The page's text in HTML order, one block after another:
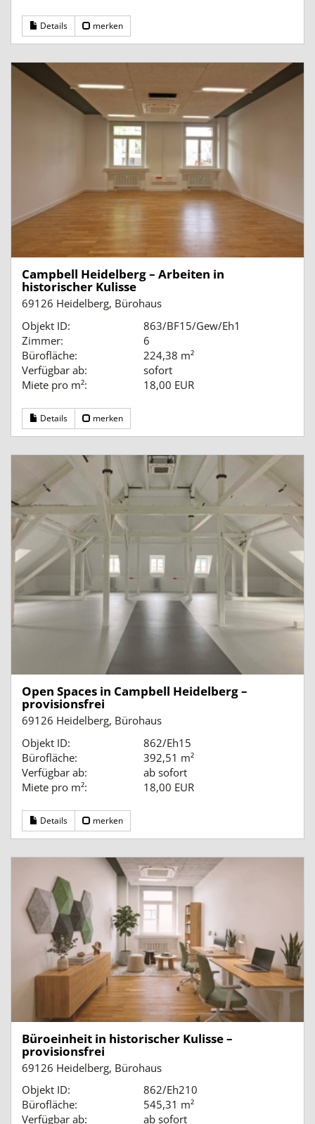
Details merken
Campbell Heidelberg – Arbeiten in
historischer Kulisse
69126 Heidelberg, Bürohaus
Objekt ID:
863/BF15/Gew/Eh1
Zimmer:
6
Bürofläche:
224,38 m²
Verfügbar ab:
sofort
Miete pro m²:
18,00 EUR
Details merken
Open Spaces in Campbell Heidelberg –
provisionsfrei
69126 Heidelberg, Bürohaus
Objekt ID:
862/Eh15
Bürofläche:
392,51 m²
Verfügbar ab:
ab sofort
Miete pro m²:
18,00 EUR
Details merken
Büroeinheit in historischer Kulisse –
provisionsfrei
69126 Heidelberg, Bürohaus
Objekt ID:
862/Eh210
Bürofläche:
545,31 m²
Verfügbar ab:
ab sofort